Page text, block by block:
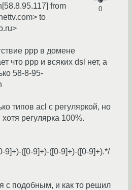
0
from
to
ppp в домене
что ppp и всяких dsl нет, а
58-8-95-
типов acl с регуляркой, но
регулярка 100%.
9]+)-([0-9]+)-([0-9]+)-([0-9]+).*/
с подобным, и как то решил